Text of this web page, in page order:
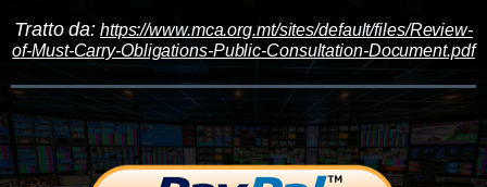
Tratto da: https://www.mca.org.mt/sites/default/files/Review-
of-Must-Carry-Obligations-Public-Consultation-Document.pdf